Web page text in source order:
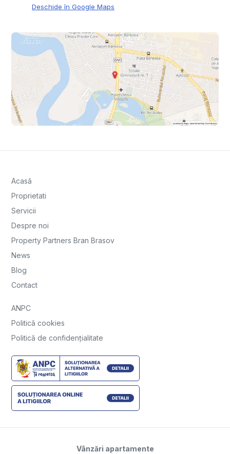
Deschide în Google Maps
Acasă
Proprietati
Servicii
Despre noi
Property Partners Bran Brasov
News
Blog
Contact
ANPC
Politică cookies
Politică de confidențialitate
Vânzări apartamente